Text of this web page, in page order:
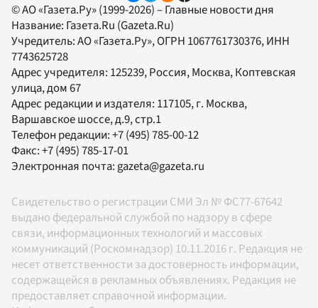
© АО «Газета.Ру» (1999-2026) – Главные новости дня
Название: Газета.Ru (Gazeta.Ru)
Учредитель:АО «Газета.Ру», ОГРН 1067761730376, ИНН
7743625728
Адрес учредителя: 125239, Россия, Москва, Коптевская
улица, дом 67
Адрес редакции и издателя: 117105, г. Москва,
Варшавское шоссе, д.9, стр.1
Телефон редакции:+7 (495) 785-00-12
Факс:+7 (495) 785-17-01
Электронная почта: gazeta@gazeta.ru
Свидетельство о регистрации СМИ Эл № ФС77-67642
выдано федеральной службой по надзору в сфере
связи, информационных технологий и массовых
коммуникаций (Роскомнадзор) 10.11.2016 г. Редакция не
несет ответственности за достоверность информации,
содержащейся в рекламных объявлениях. Редакция не
предоставляет справочной информации.